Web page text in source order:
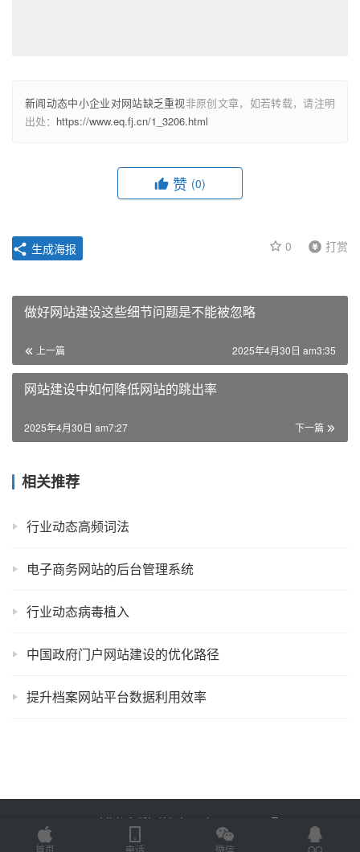
新闻动态中小企业对网站缺乏重视非原创文章，如若转载，请注明
出处： https://www.eq.fj.cn/1_3206.html
赞 (0)
0 打赏
生成海报
做好网站建设这些细节问题是不能被忽略
上一篇 2025年4月30日 am3:35
网站建设中如何降低网站的跳出率
下一篇
2025年4月30日 am7:27
相关推荐
行业动态高频词法
电子商务网站的后台管理系统
行业动态病毒植入
中国政府门户网站建设的优化路径
提升档案网站平台数据利用效率
Copyright © 2025 金海技术 版权所有 鲁ICP备2022012774号-2
首页
电话 微信 QQ